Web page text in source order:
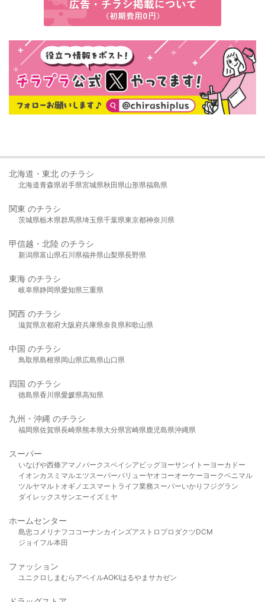
北海道・東北 のチラシ
北海道青森県岩手県宮城県秋田県山形県福島県
関東 のチラシ
茨城県栃木県群馬県埼玉県千葉県東京都神奈川県
甲信越・北陸 のチラシ
新潟県富山県石川県福井県山梨県長野県
東海 のチラシ
岐阜県静岡県愛知県三重県
関西 のチラシ
滋賀県京都府大阪府兵庫県奈良県和歌山県
中国 のチラシ
鳥取県島根県岡山県広島県山口県
四国 のチラシ
徳島県香川県愛媛県高知県
九州・沖縄 のチラシ
福岡県佐賀県長崎県熊本県大分県宮崎県鹿児島県沖縄県
スーパー
いなげや西條アマノパークスベイシア ビッグヨーサンイトーヨーカドー
イオンカスミ マルエツスーパーバリューヤオコーオーケー ヨークベニマル
ツルヤマルト オギノ エスマート ライフ業務スーパーいかり フジグラン
ダイレックスサンエーイズミヤ
ホームセンター
島忠 コメリ ナフコ コーナンカインズアストロプロダクツDCM
ジョイフル本田
ファッション
ユニクロ しまむら アベイルAOKIはるやま サカゼン